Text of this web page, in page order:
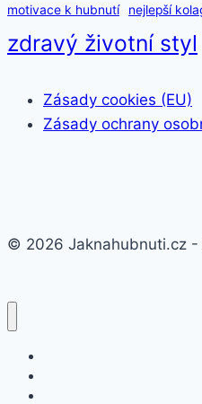
motivace k hubnutí nejlepší
zdravý životní styl
Zásady cookies (EU)
Zásady ochrany
© 2026 Jaknahubnuti.cz -